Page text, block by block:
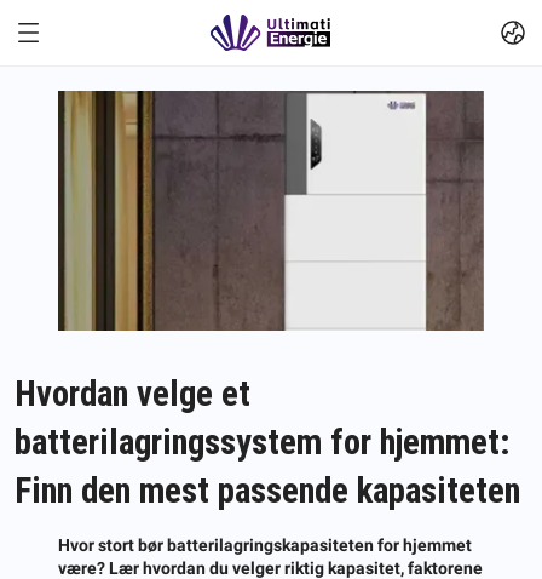
Hvordan velge et
batterilagringssystem for hjemmet:
Finn den mest passende kapasiteten
Hvor stort bør batterilagringskapasiteten for hjemmet
være? Lær hvordan du velger riktig kapasitet, faktorene